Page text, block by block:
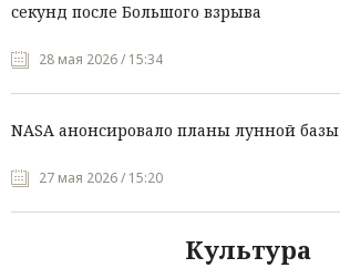
секунд после Большого взрыва
28 мая 2026 / 15:34
NASA анонсировало планы лунной базы
27 мая 2026 / 15:20
Культура